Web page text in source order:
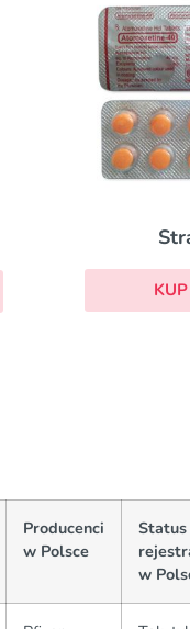
Producenci
w Polsce
Status
w